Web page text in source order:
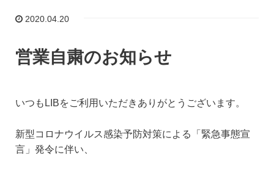
2020.04.20
営業自粛のお知らせ
いつもLIBをご利用いただきありがとうございます。
新型コロナウイルス感染予防対策による「緊急事態宣
言」発令に伴い、